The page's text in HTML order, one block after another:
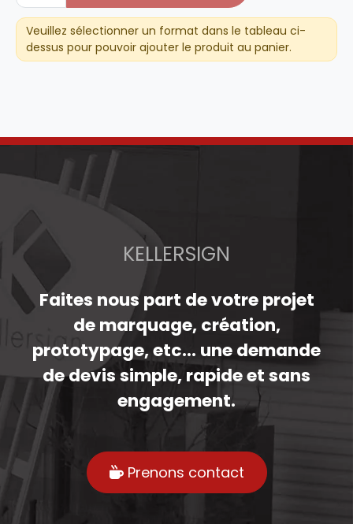
Ne
pas
jeter
Veuillez sélectionner un format dans le tableau ci-
dessus pour pouvoir ajouter le produit au panier.
KELLERSIGN
Faites nous part de votre projet
de marquage, création,
prototypage, etc... une demande
de devis simple, rapide et sans
engagement.
Prenons contact